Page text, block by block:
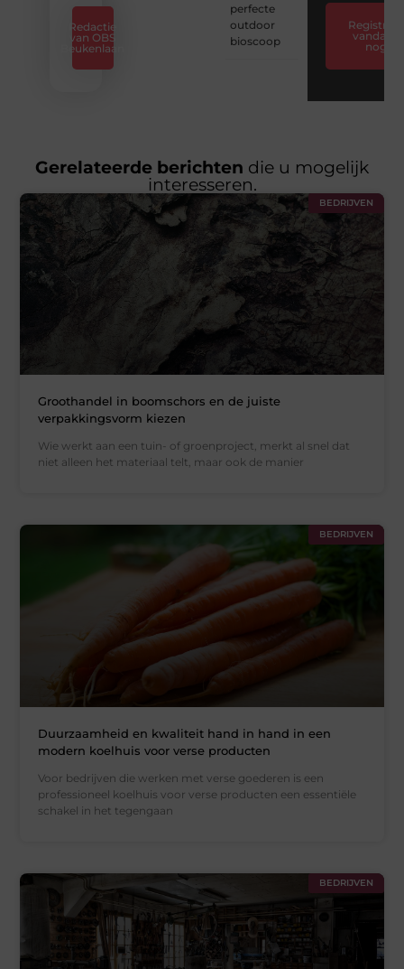
Redactie
van OBS
Beukenlaan
perfecte
outdoor
bioscoop
Registreer
vandaag
nog
Gerelateerde berichten die u mogelijk
interesseren.
BEDRIJVEN
Groothandel in boomschors en de juiste
verpakkingsvorm kiezen
Wie werkt aan een tuin- of groenproject, merkt al snel dat
niet alleen het materiaal telt, maar ook de manier
BEDRIJVEN
Duurzaamheid en kwaliteit hand in hand in een
modern koelhuis voor verse producten
Voor bedrijven die werken met verse goederen is een
professioneel koelhuis voor verse producten een essentiële
schakel in het tegengaan
BEDRIJVEN